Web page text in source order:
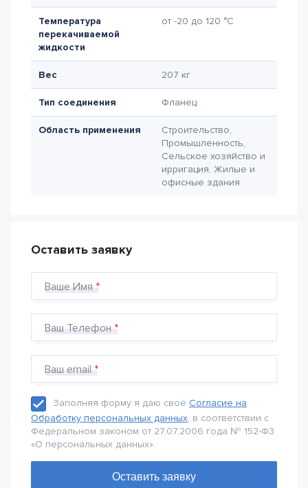
Температура
перекачиваемой
жидкости
от -20 до 120 °C
Вес 207 кг
Тип соединения Фланец
Область применения
Строительство,
Промышленность,
Сельское хозяйство и
ирригация, Жилые и
офисные здания
Оставить заявку
Ваше Имя
Ваш Телефон
Ваш email
Заполняя форму я даю своё Согласие на
Обработку персональных данных, в соответствии с
Федеральном законом от 27.07.2006 года № 152-Ф3
«О персональных данных».